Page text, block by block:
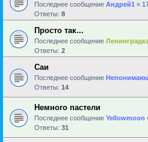
Последнее сообщение Андрей1 «
Ответы: 8
Просто так...
Последнее сообщение
Ответы: 2
Саи
Последнее сообщение
Ответы: 14
Немного пастели
Последнее сообщение Yellowmoon
Ответы: 31